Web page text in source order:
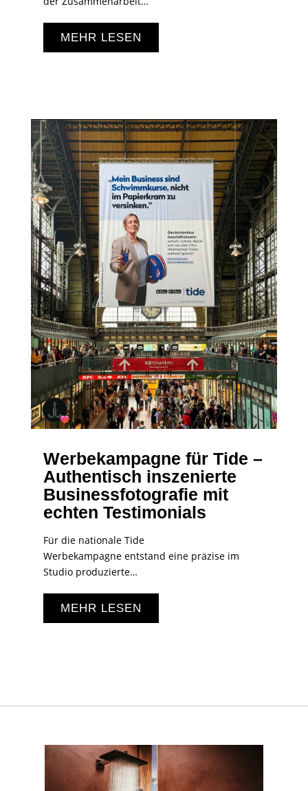
MEHR LESEN
Werbekampagne für Tide –
Authentisch inszenierte
Businessfotografie mit
echten Testimonials
Für die nationale Tide
Werbekampagne entstand eine präzise im
Studio produzierte…
MEHR LESEN